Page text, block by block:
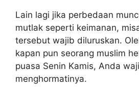
Lain lagi jika perbedaan
mutlak seperti keimanan,
tersebut wajib diluruskan.
kapan pun seorang muslim
puasa Senin Kamis, Anda
menghormatinya.